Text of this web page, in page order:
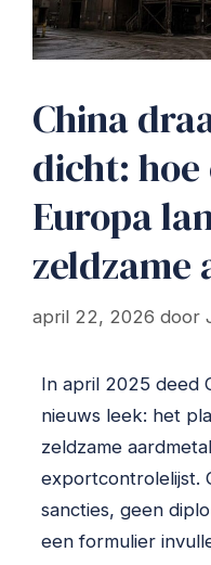
China
dicht: hoe
Europa
zeldzame
april 22, 2026 door
In april 2025 deed
nieuws leek: het
zeldzame
exportcontrolelijst.
sancties, geen
een formulier